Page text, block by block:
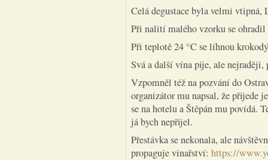
Celá degustace byla velmi vtipná,
Při nalití malého vzorku se
Při teplotě 24 °C se líhnou
Svá a další vína pije, ale
Vzpomněl též na pozvání do
organizátor mu napsal, že přijede
se na hotelu a Štěpán mu povídá.
já bych nepřijel.
Přestávka se nekonala, ale
propaguje vinařství: https://